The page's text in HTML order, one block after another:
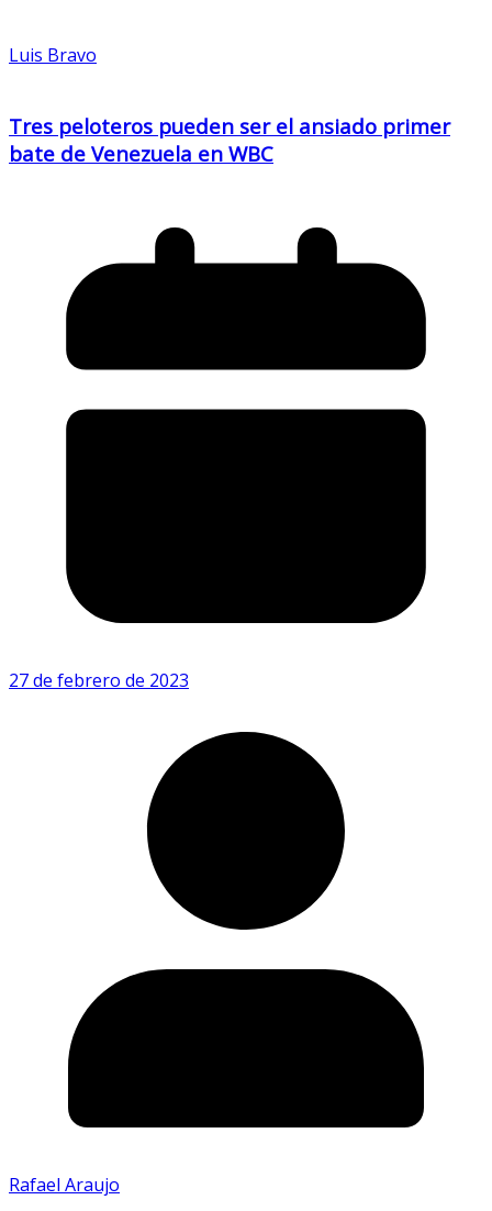
Luis Bravo
Tres peloteros pueden ser el ansiado primer
bate de Venezuela en WBC
27 de febrero de 2023
Rafael Araujo